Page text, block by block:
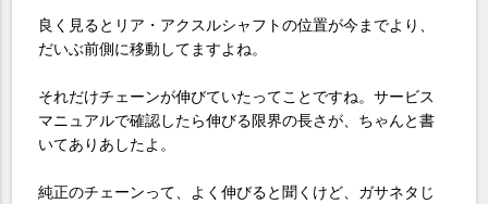
良く見るとリア・アクスルシャフトの位置が今までより、
だいぶ前側に移動してますよね。
それだけチェーンが伸びていたってことですね。サービス
マニュアルで確認したら伸びる限界の長さが、ちゃんと書
いてありあしたよ。
純正のチェーンって、よく伸びると聞くけど、ガサネタじ